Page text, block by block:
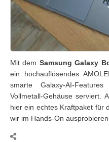
Mit dem Samsung Galaxy
ein hochauflösendes
smarte Galaxy-AI-
Vollmetall-Gehäuse serviert.
hier ein echtes Kraftpaket für
wir im Hands-On ausprobieren